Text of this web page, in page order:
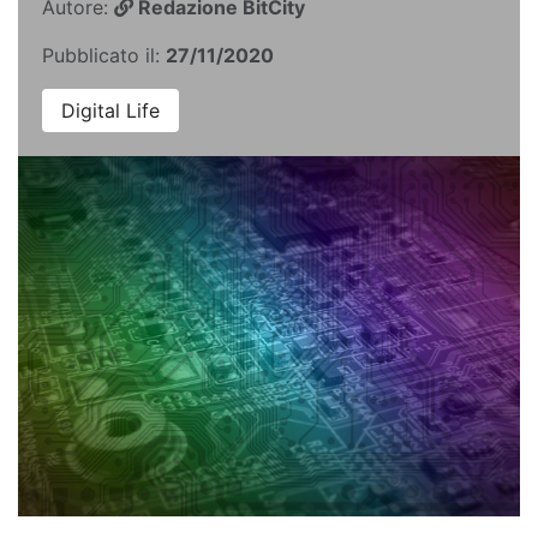
Autore:
Redazione BitCity
Pubblicato il: 27/11/2020
Digital Life